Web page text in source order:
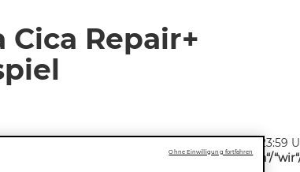
Repair+
vom 01.04.2025/00:00 Uhr bis 08.04.2025/23:59
Düsseldorf(nachfolgend als „Veranstalterin“/
Ohne Einwilligung fortfahren